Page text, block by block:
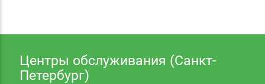
Центры обслуживания (Санкт-
Петербург)